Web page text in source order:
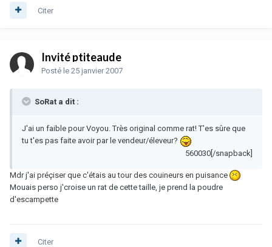
Citer
Invité ptiteaude
Posté le 25 janvier 2007
SoRat a dit :
J'ai un faible pour Voyou. Très original comme rat! T'es sûre que
tu t'es pas faite avoir par le vendeur/éleveur?
560030[/snapback]
Mdr j'ai préçiser que c'étais au tour des couineurs en puisance
Mouais perso j'croise un rat de cette taille, je prend la poudre
d'escampette
Citer